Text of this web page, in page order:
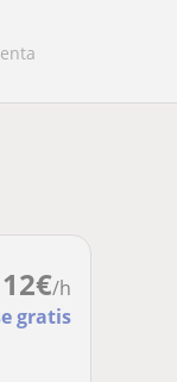
12€/h
gratis